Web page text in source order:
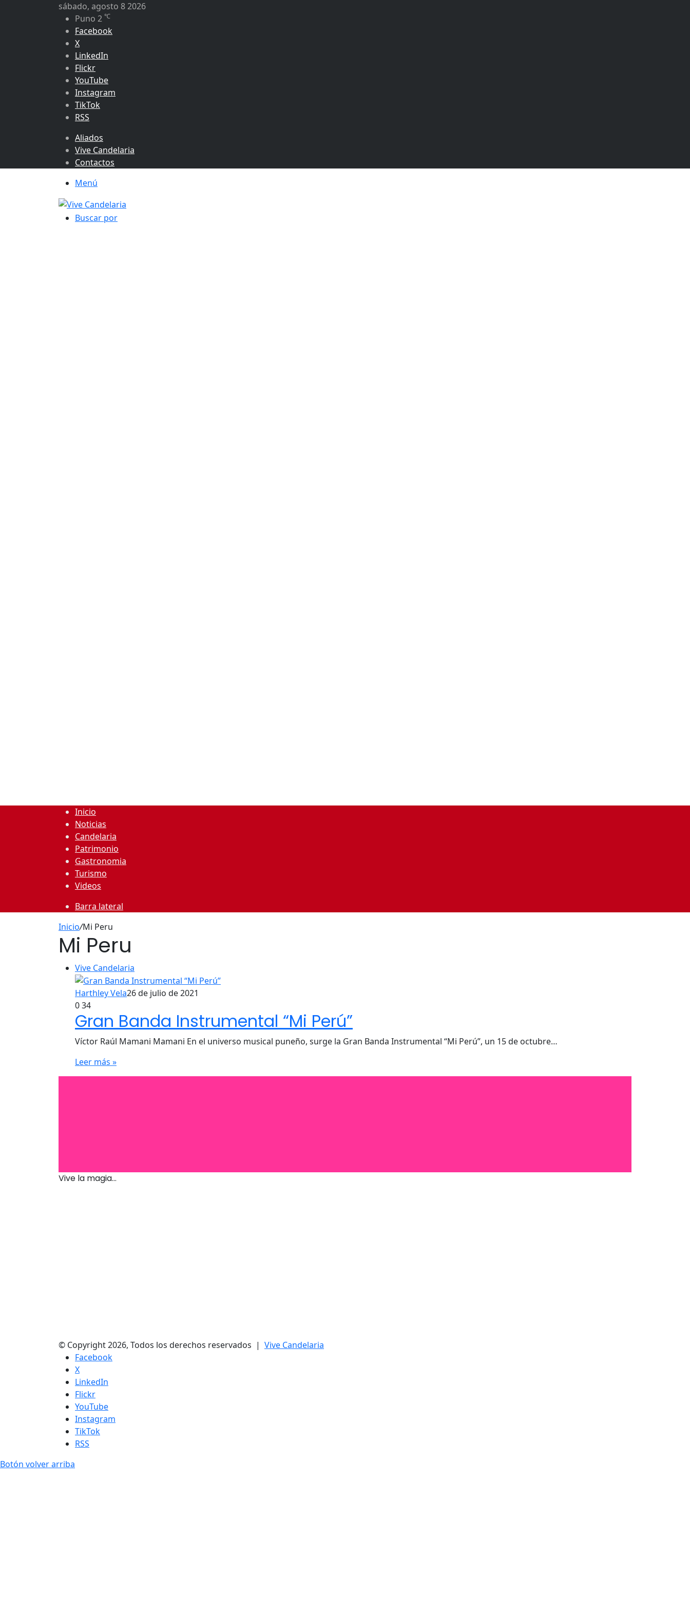
sábado, agosto 8 2026
Puno 2 ℃
Facebook
X
LinkedIn
Flickr
YouTube
Instagram
TikTok
RSS
Aliados
Vive Candelaria
Contactos
Menú
Buscar por
Inicio
Noticias
Candelaria
Patrimonio
Gastronomia
Turismo
Videos
Barra lateral
Inicio/Mi Peru
Mi Peru
Vive Candelaria
Harthley Vela26 de julio de 2021
034
Gran Banda Instrumental “Mi Perú”
Víctor Raúl Mamani Mamani En el universo musical puneño, surge la Gran Banda Instrumental “Mi Perú”, un 15 de octubre…
Leer más »
Vive la magia...
© Copyright 2026, Todos los derechos reservados | Vive Candelaria
Facebook
X
LinkedIn
Flickr
YouTube
Instagram
TikTok
RSS
Botón volver arriba